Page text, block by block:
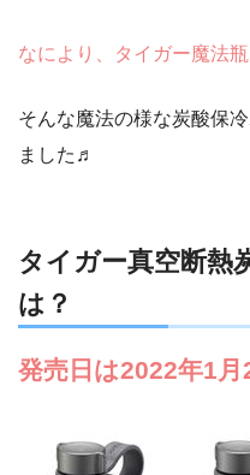
なにより、タイガー魔法
そんな魔法の様な炭酸保
ました♬
タイガー真空断熱
は？
発売日は2022年1月